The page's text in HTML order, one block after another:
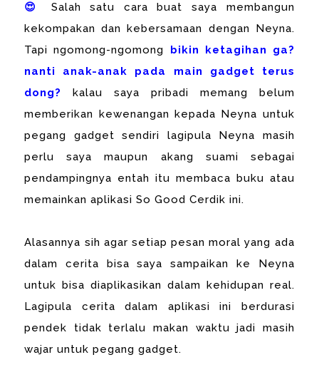
😍 Salah satu cara buat saya membangun
kekompakan dan kebersamaan dengan Neyna.
Tapi ngomong-ngomong bikin ketagihan ga?
nanti anak-anak pada main gadget terus
dong?
kalau saya pribadi memang belum
memberikan kewenangan kepada Neyna untuk
pegang gadget sendiri lagipula Neyna masih
perlu saya maupun akang suami sebagai
pendampingnya entah itu membaca buku atau
memainkan aplikasi So Good Cerdik ini.
Alasannya sih agar setiap pesan moral yang ada
dalam cerita bisa saya sampaikan ke Neyna
untuk bisa diaplikasikan dalam kehidupan real.
Lagipula cerita dalam aplikasi ini berdurasi
pendek tidak terlalu makan waktu jadi masih
wajar untuk pegang gadget.